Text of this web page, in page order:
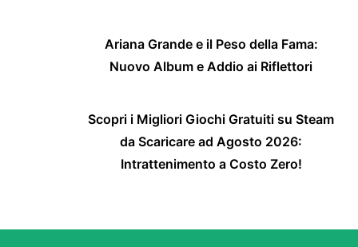
Ariana Grande e il Peso della Fama:
Nuovo Album e Addio ai Riflettori
Scopri i Migliori Giochi Gratuiti su Steam
da Scaricare ad Agosto 2026:
Intrattenimento a Costo Zero!